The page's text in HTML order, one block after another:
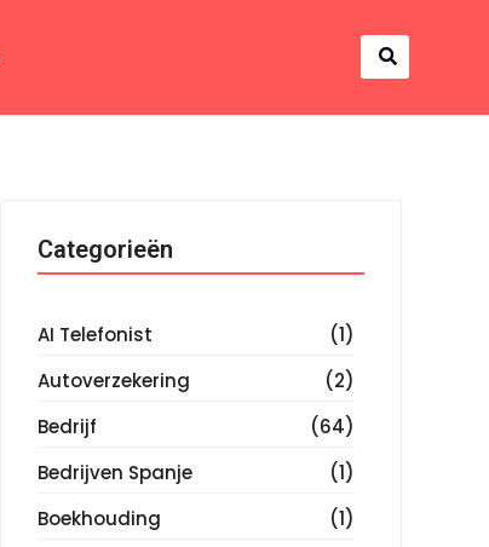
Categorieën
AI Telefonist
(1)
Autoverzekering
(2)
Bedrijf
(64)
Bedrijven Spanje
(1)
Boekhouding
(1)